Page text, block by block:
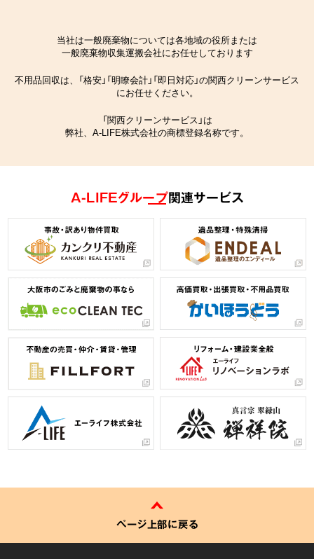
当社は一般廃棄物については各地域の役所または
一般廃棄物収集運搬会社にお任せしております
不用品回収は、「格安」「明瞭会計」「即日対応」の関西クリーンサービス
にお任せください。
「関西クリーンサービス」は
弊社、A-LIFE株式会社の商標登録名称です。
A-LIFEグループ関連サービス
ページ上部に戻る